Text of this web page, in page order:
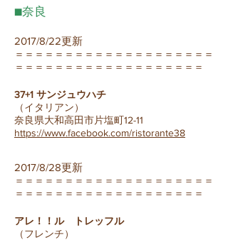
■奈良
2017/8/22更新
＝＝＝＝＝＝＝＝＝＝＝＝＝＝＝＝＝＝＝＝
＝＝＝＝＝＝＝＝＝＝＝＝＝＝＝＝＝＝＝
37+1 サンジュウハチ
（イタリアン）
奈良県大和高田市片塩町12-11
https://www.facebook.com/ristorante38
2017/8/28更新
＝＝＝＝＝＝＝＝＝＝＝＝＝＝＝＝＝＝＝＝
＝＝＝＝＝＝＝＝＝＝＝＝＝＝＝＝＝＝＝
アレ！！ル トレッフル
（フレンチ）